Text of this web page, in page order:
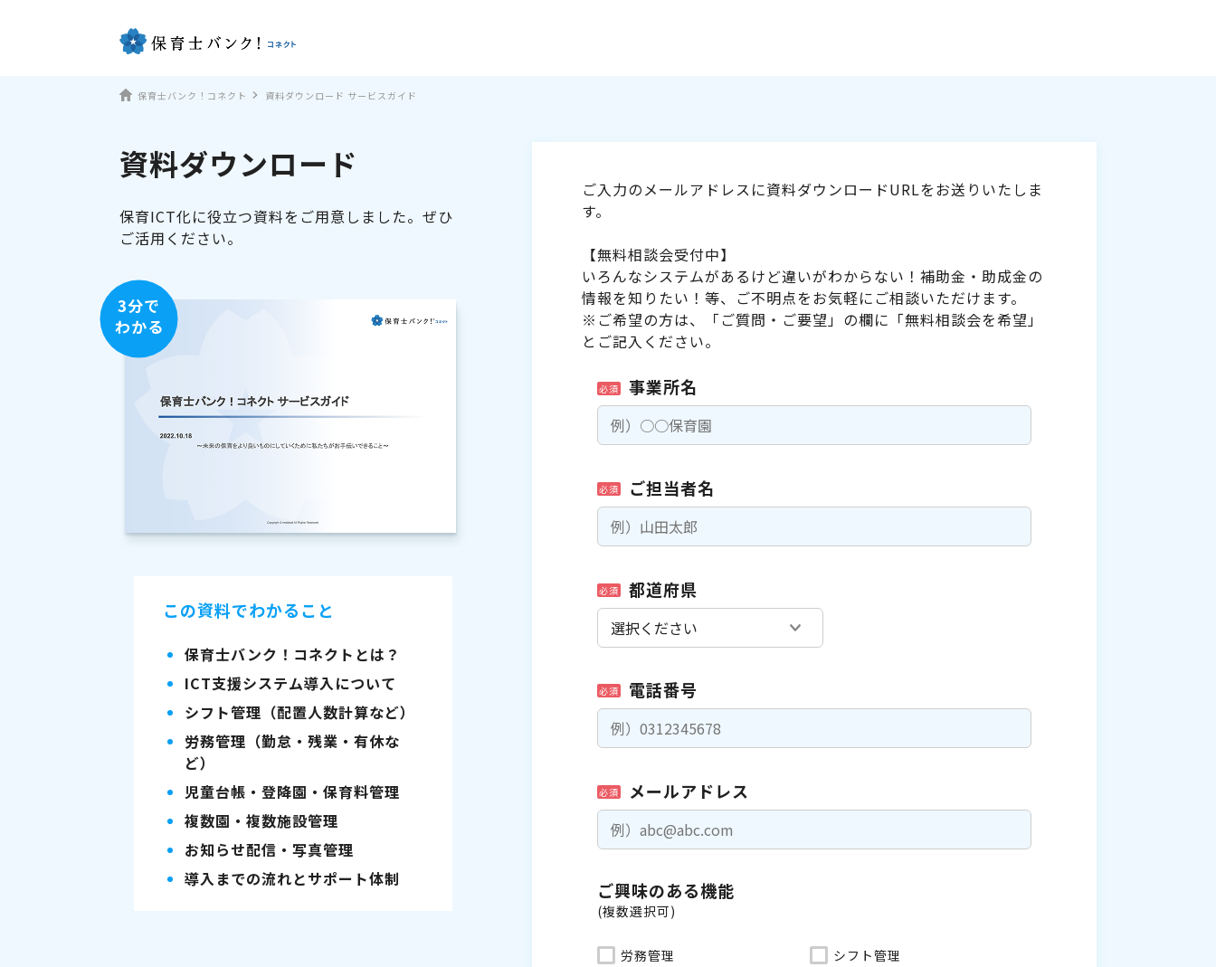
保育士バンク！コネクト 資料ダウンロード サービスガイド
資料ダウンロード
保育ICT化に役立つ資料をご用意しました。ぜひ
ご活用ください。
3分で
わかる
この資料でわかること
保育士バンク！コネクトとは？
ICT支援システム導入について
シフト管理（配置人数計算など）
労務管理（勤怠・残業・有休な
ど）
児童台帳・登降園・保育料管理
複数園・複数施設管理
お知らせ配信・写真管理
導入までの流れとサポート体制
ご入力のメールアドレスに資料ダウンロードURLをお送りいたしま
す。
【無料相談会受付中】
いろんなシステムがあるけど違いがわからない！補助金・助成金の
情報を知りたい！等、ご不明点をお気軽にご相談いただけます。
※ご希望の方は、「ご質問・ご要望」の欄に「無料相談会を希望」
とご記入ください。
必須 事業所名
必須 ご担当者名
必須 都道府県
必須 電話番号
必須 メールアドレス
ご興味のある機能
(複数選択可)
労務管理 シフト管理